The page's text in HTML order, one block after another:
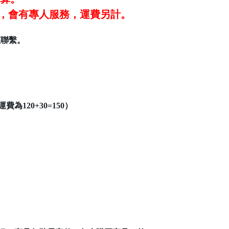
會有專人服務，運費另計。
繫。
為120+30=150）